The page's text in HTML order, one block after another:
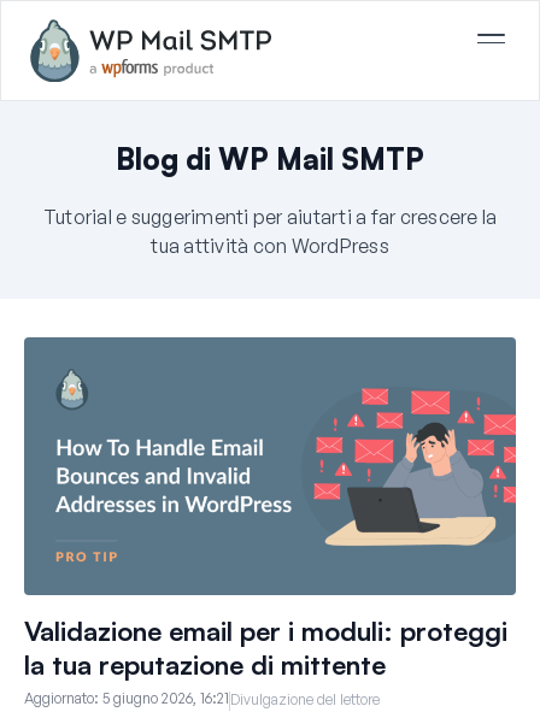
Blog di WP Mail SMTP
Tutorial e suggerimenti per aiutarti a far crescere la
tua attività con WordPress
Validazione email per i moduli: proteggi
la tua reputazione di mittente
Aggiornato: 5 giugno 2026, 16:21 Divulgazione del lettore